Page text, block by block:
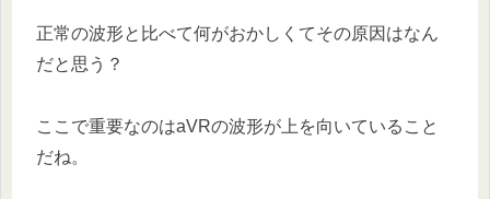
正常の波形と比べて何がおかしくてその原因はなん
だと思う？
ここで重要なのはaVRの波形が上を向いていること
だね。